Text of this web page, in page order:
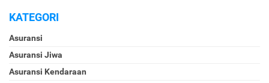
KATEGORI
Asuransi
Asuransi Jiwa
Asuransi Kendaraan